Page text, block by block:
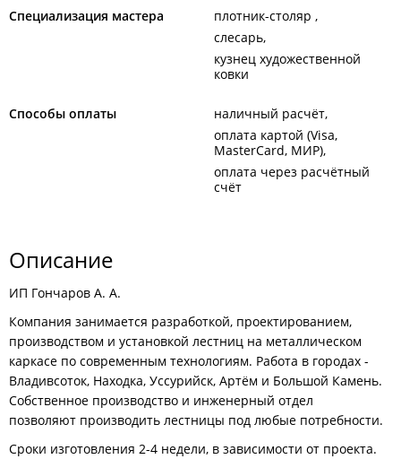
Специализация мастера
плотник-столяр
слесарь
кузнец художественной
ковки
Способы оплаты
наличный расчёт
оплата картой (Visa,
MasterCard, МИР)
оплата через расчётный
счёт
Описание
ИП Гончаров А. А.
Компания занимается разработкой, проектированием,
производством и установкой лестниц на металлическом
каркасе по современным технологиям. Работа в городах -
Владивсоток, Находка, Уссурийск, Артём и Большой Камень.
Собственное производство и инженерный отдел
позволяют производить лестницы под любые потребности.
Сроки изготовления 2-4 недели, в зависимости от проекта.